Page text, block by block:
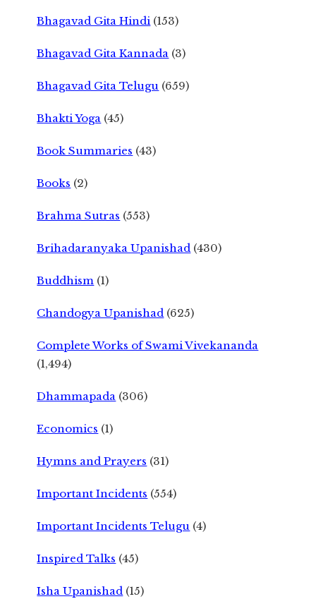
Bhagavad Gita Hindi (153)
Bhagavad Gita Kannada (3)
Bhagavad Gita Telugu (659)
Bhakti Yoga (45)
Book Summaries (43)
Books (2)
Brahma Sutras (553)
Brihadaranyaka Upanishad (430)
Buddhism (1)
Chandogya Upanishad (625)
Complete Works of Swami Vivekananda
(1,494)
Dhammapada (306)
Economics (1)
Hymns and Prayers (31)
Important Incidents (554)
Important Incidents Telugu (4)
Inspired Talks (45)
Isha Upanishad (15)